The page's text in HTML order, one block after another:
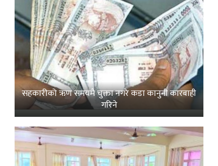
सहकारीको ऋण समयमै चुक्ता नगरे कडा कानुनी कारबाही
गरिने